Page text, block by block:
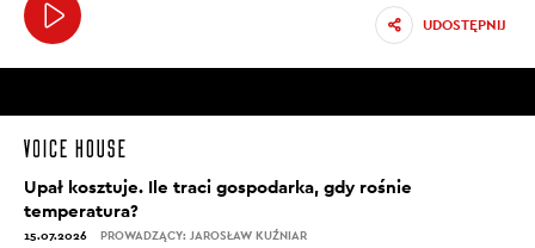
UDOSTĘPNIJ
Upał kosztuje. Ile traci gospodarka, gdy rośnie
temperatura?
15.07.2026 PROWADZĄCY: JAROSŁAW KUŹNIAR